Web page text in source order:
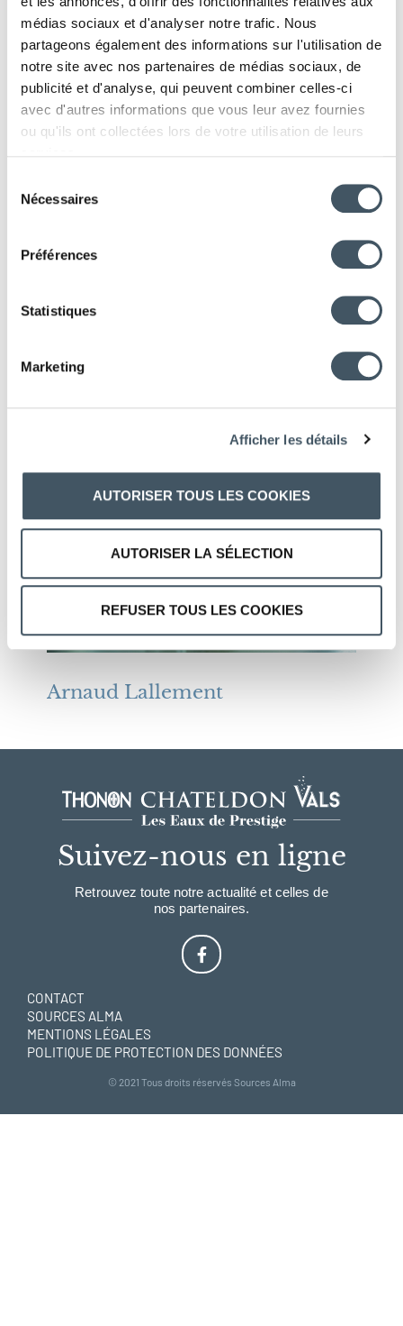
médias sociaux et d'analyser notre trafic. Nous
partageons également des informations sur l'utilisation de
notre site avec nos partenaires de médias sociaux, de
publicité et d'analyse, qui peuvent combiner celles-ci
avec d'autres informations que vous leur avez fournies
ou qu'ils ont collectées lors de votre utilisation de leurs
Nécessaires
Préférences
Statistiques
Marketing
Afficher les détails
AUTORISER TOUS LES COOKIES
AUTORISER LA SÉLECTION
REFUSER TOUS LES COOKIES
Thonon, Chateldon et Vals
partenaires des “trophées
Gault&Millau 2021”
Arnaud Lallement
Suivez-nous en ligne
Retrouvez toute notre actualité et celles de
nos partenaires.
CONTACT
SOURCES ALMA
MENTIONS LÉGALES
POLITIQUE DE PROTECTION DES DONNÉES
© 2021 Tous droits réservés Sources Alma